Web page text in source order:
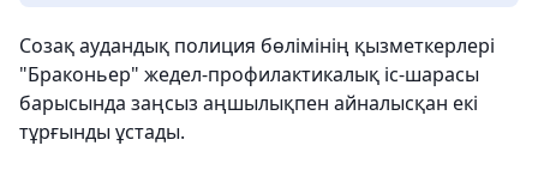
Созақ аудандық полиция бөлімінің қызметкерлері
"Браконьер" жедел-профилактикалық іс-шарасы
барысында заңсыз аңшылықпен айналысқан екі
тұрғынды ұстады.